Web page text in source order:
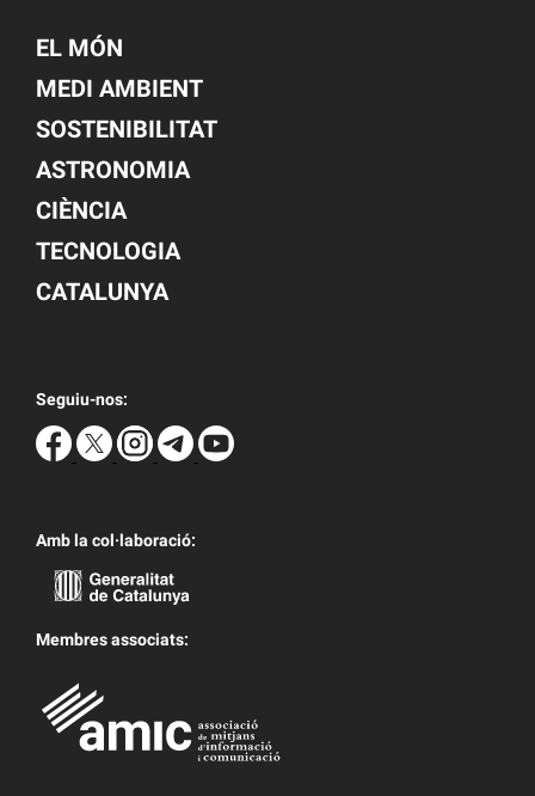
EL MÓN
MEDI AMBIENT
SOSTENIBILITAT
ASTRONOMIA
CIÈNCIA
TECNOLOGIA
CATALUNYA
Seguiu-nos:
Amb la col·laboració:
Membres associats: